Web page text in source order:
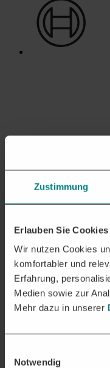
Zustimmung
Erlauben Sie
Wir nutzen Cookies
komfortabler und
Erfahrung,
Medien sowie zur
Mehr dazu in unserer
Notwendig